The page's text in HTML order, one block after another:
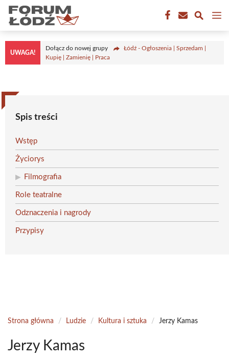
Przejdź
treści
UWAGA!
Dołącz do nowej grupy
Łódź - Ogłoszenia | Sprzedam |
Kupię | Zamienię | Praca
Spis treści
Wstęp
Życiorys
Filmografia
Role teatralne
Odznaczenia i nagrody
Przypisy
Strona główna / Ludzie / Kultura i sztuka / Jerzy Kamas
Jerzy Kamas